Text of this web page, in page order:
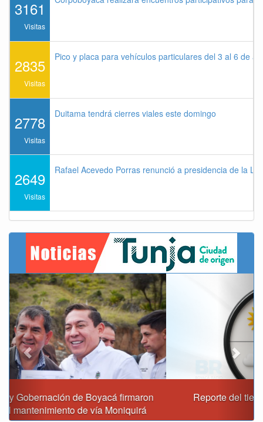
3161
Visitas
2835
Visitas
Pico y placa para vehículos particulares del 3 al 6 de
2778
Visitas
Duitama tendrá cierres viales este domingo
2649
Visitas
Rafael Acevedo Porras renunció a presidencia de la
Reporte del tiempo en Boyacá para el viernes
Previous